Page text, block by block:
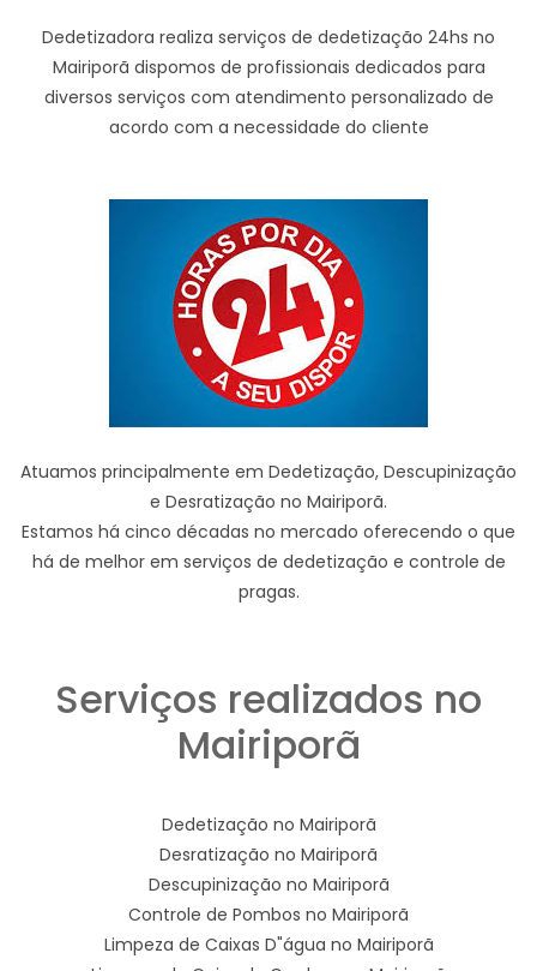
Dedetizadora realiza serviços de dedetização 24hs no
Mairiporã dispomos de profissionais dedicados para
diversos serviços com atendimento personalizado de
acordo com a necessidade do cliente
Atuamos principalmente em Dedetização, Descupinização
e Desratização no Mairiporã.
Estamos há cinco décadas no mercado oferecendo o que
há de melhor em serviços de dedetização e controle de
pragas.
Serviços realizados no
Mairiporã
Dedetização no Mairiporã
Desratização no Mairiporã
Descupinização no Mairiporã
Controle de Pombos no Mairiporã
Limpeza de Caixas D"água no Mairiporã